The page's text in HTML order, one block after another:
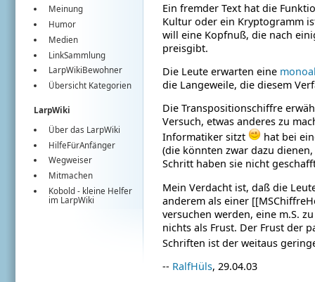
Meinung
Humor
Medien
LinkSammlung
LarpWikiBewohner
Übersicht Kategorien
LarpWiki
Über das LarpWiki
HilfeFürAnfänger
Wegweiser
Mitmachen
Kobold - kleine Helfer
im LarpWiki
Ein fremder Text hat die
Kultur oder ein Kryptogramm
will eine Kopfnuß, die nach
preisgibt.
Die Leute erwarten eine
die Langeweile, die diesem
Die Transpositionschiffre
Versuch, etwas anderes zu
Informatiker sitzt
hat bei
(die könnten zwar dazu
Schritt haben sie nicht
Mein Verdacht ist, daß die
anderem als einer
versuchen werden, eine m.S.
nichts als Frust. Der Frust der
Schriften ist der weitaus
-- RalfHüls, 29.04.03